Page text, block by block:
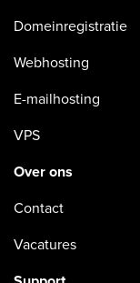
Domeinregistratie
Webhosting
E-mailhosting
VPS
Over ons
Contact
Vacatures